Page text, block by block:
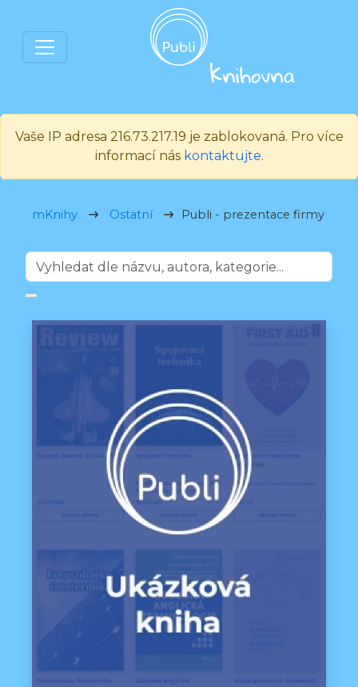
Vaše IP adresa 216.73.217.19 je zablokovaná. Pro více
informací nás kontaktujte.
mKnihy Ostatní Publi - prezentace firmy